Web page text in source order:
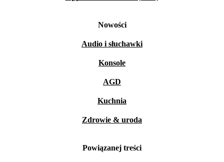
Nowości
Audio i słuchawki
Konsole
AGD
Kuchnia
Zdrowie & uroda
Powiązanej treści